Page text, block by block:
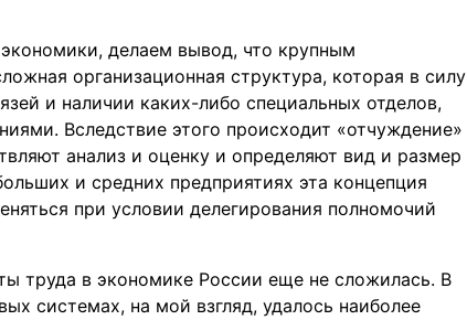
делаем вывод, что крупным
организационная структура, которая в силу
и наличии каких-либо специальных отделов,
Вследствие этого происходит «отчуждение»
анализ и оценку и определяют вид и размер
и средних предприятиях эта концепция
при условии делегирования полномочий
труда в экономике России еще не сложилась. В
системах, на мой взгляд, удалось наиболее